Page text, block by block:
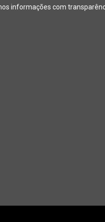
informações com